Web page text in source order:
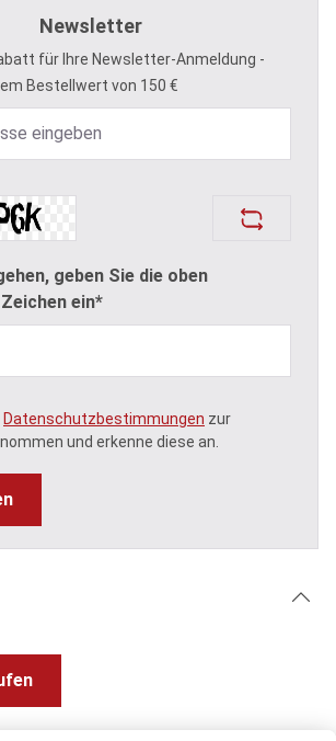
Newsletter
für Ihre Newsletter-Anmeldung -
Bestellwert von 150 €
geben Sie die oben
ein*
Datenschutzbestimmungen zur
und erkenne diese an.